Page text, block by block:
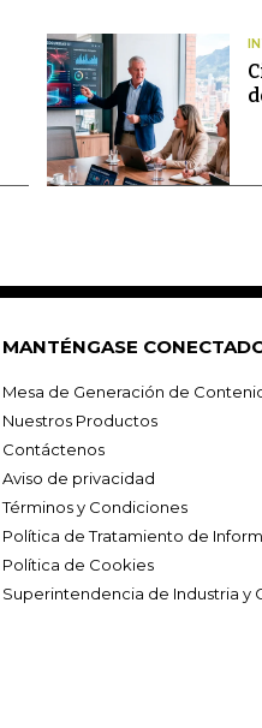
MANTÉNGASE
Mesa de Generación de
Nuestros Productos
Contáctenos
Aviso de privacidad
Términos y Condiciones
Política de Tratamiento de
Política de Cookies
Superintendencia de Industria y